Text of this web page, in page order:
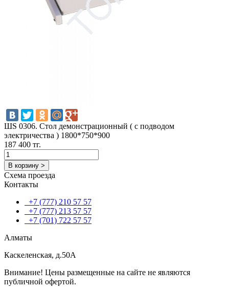
ШS 0306. Стол демонстрационный ( с подводом
электричества ) 1800*750*900
187 400 тг.
В корзину >
Схема проезда
Контакты
+7 (777) 210 57 57
+7 (777) 213 57 57
+7 (701) 722 57 57
Алматы
Каскеленская, д.50А
Внимание! Цены размещенные на сайте не являются
публичной офертой.